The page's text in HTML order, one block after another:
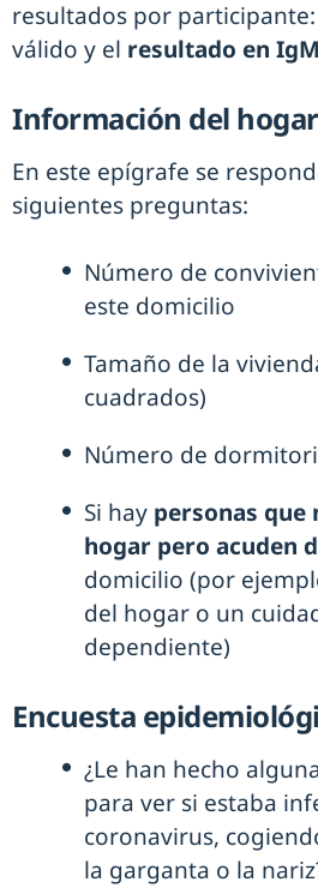
resultados por
válido y el resultado en
Información del hogar
En este epígrafe se
siguientes preguntas:
Número de
este domicilio
Tamaño de la
cuadrados)
Número de
Si hay personas que
hogar pero acuden
domicilio (por
del hogar o un
dependiente)
Encuesta
¿Le han hecho
para ver si estaba
coronavirus,
la garganta o la